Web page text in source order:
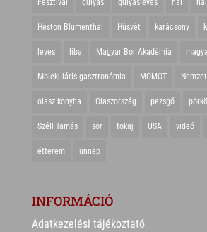
Fesztivál gulyás gulyásleves hal
Heston Blumenthal Húsvét karácsony
leves liba Magyar Bor Akadémia
Molekuláris gasztronómia MOMOT
olasz konyha Olaszország pezsgő
Széll Tamás sör tokaj USA videó
étterem ünnep
INFORMÁCIÓ
Adatkezelési tájékoztató